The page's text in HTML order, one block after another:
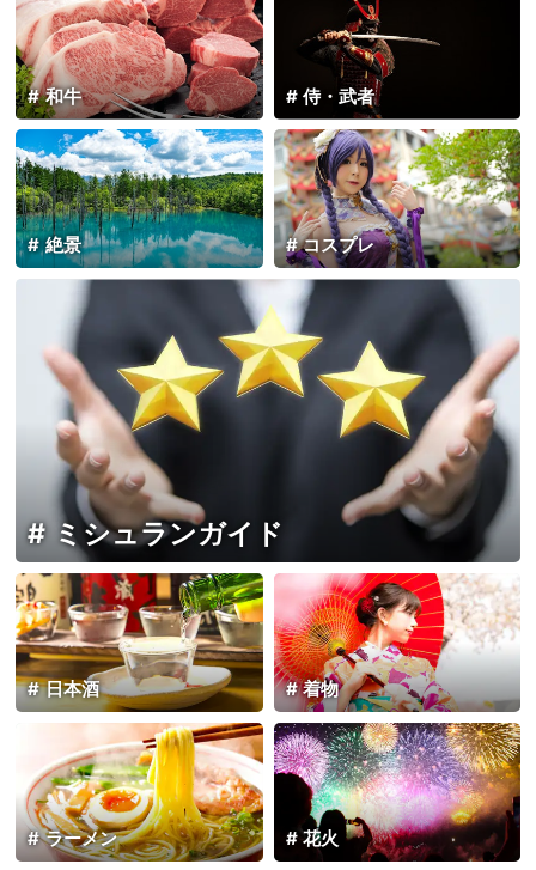
和牛 侍・武者
絶景 コスプレ
ミシュランガイド
着物
日本酒
花火
ラーメン